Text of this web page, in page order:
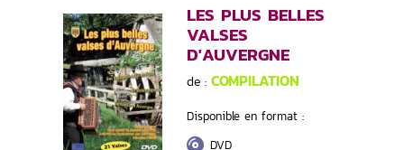
LES PLUS BELLES
VALSES
D'AUVERGNE
de : COMPILATION
Disponible en format :
DVD